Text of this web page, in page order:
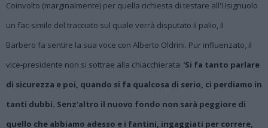
Coinvolto (marginalmente) per quella richiesta di testare all'Usignuolo
un fac-simile del tracciato sul quale verrà disputato il palio, Il
Barbero fa sentire la sua voce con Alberto Oldrini. Pur influenzato, il
vice-presidente non si sottrae alla chiacchierata: ‘Si fa tanto parlare
di sicurezza e poi, quando si fa qualcosa di serio, ci perdiamo in
tanti dubbi. Senz'altro il nuovo fondo non sarà peggiore di
quello che abbiamo adesso e i fantini, ingaggiati per correre,